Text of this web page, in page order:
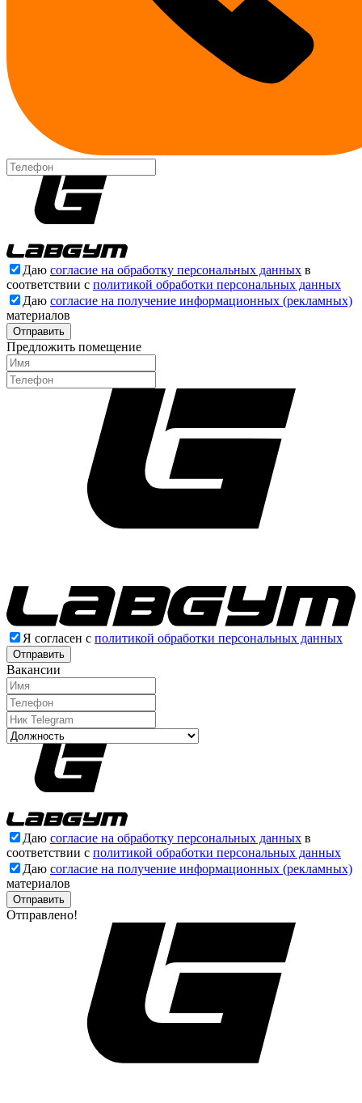
Даю согласие на обработку персональных данных в
соответствии с политикой обработки персональных данных
Даю согласие на получение информационных (рекламных)
материалов
Отправить
Предложить помещение
Я согласен с политикой обработки персональных данных
Отправить
Вакансии
Даю согласие на обработку персональных данных в
соответствии с политикой обработки персональных данных
Даю согласие на получение информационных (рекламных)
материалов
Отправлено!